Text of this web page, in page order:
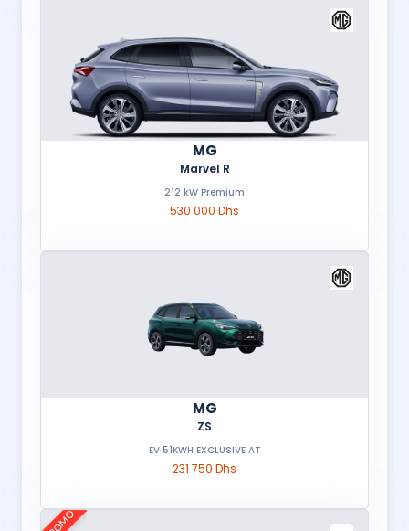
MG
Marvel R
212 kW Premium
530 000 Dhs
MG
ZS
EV 51KWH EXCLUSIVE AT
231 750 Dhs